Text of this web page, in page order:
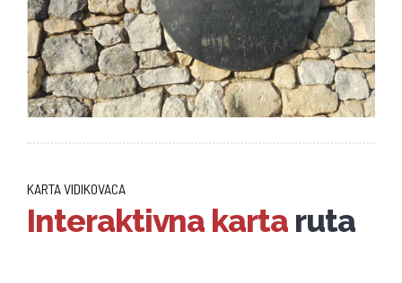
KARTA VIDIKOVACA
Interaktivna karta ruta